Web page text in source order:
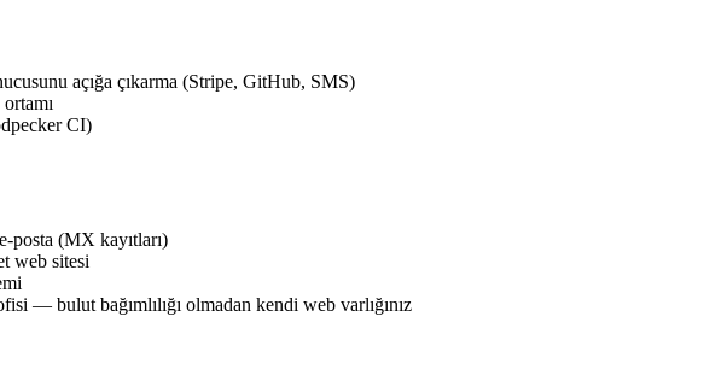
açığa çıkarma (Stripe, GitHub, SMS)
CI)
posta (MX kayıtları)
web sitesi
— bulut bağımlılığı olmadan kendi web varlığınız